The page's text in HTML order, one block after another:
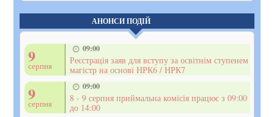
Показати
на мапі
АНОНСИ ПОДІЙ
9
серпня
09:00
Реєстрація заяв для вступу за освітнім ступенем
магістр на основі НРК6 / НРК7
9
серпня
09:00
8 - 9 серпня приймальна комісія працює з 09:00
до 14:00